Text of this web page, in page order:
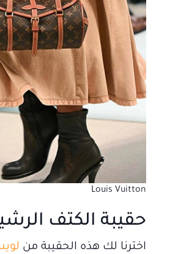
Louis Vuitton
حقيبة الكتف
اخترنا لك هذه الحقيبة من